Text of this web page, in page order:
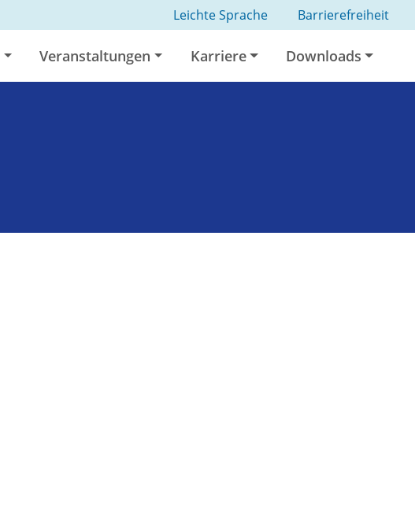
Leichte Sprache Barrierefreiheit
Veranstaltungen Karriere Downloads